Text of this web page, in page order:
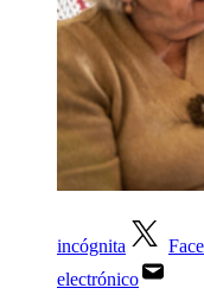
incógnita
electrónico